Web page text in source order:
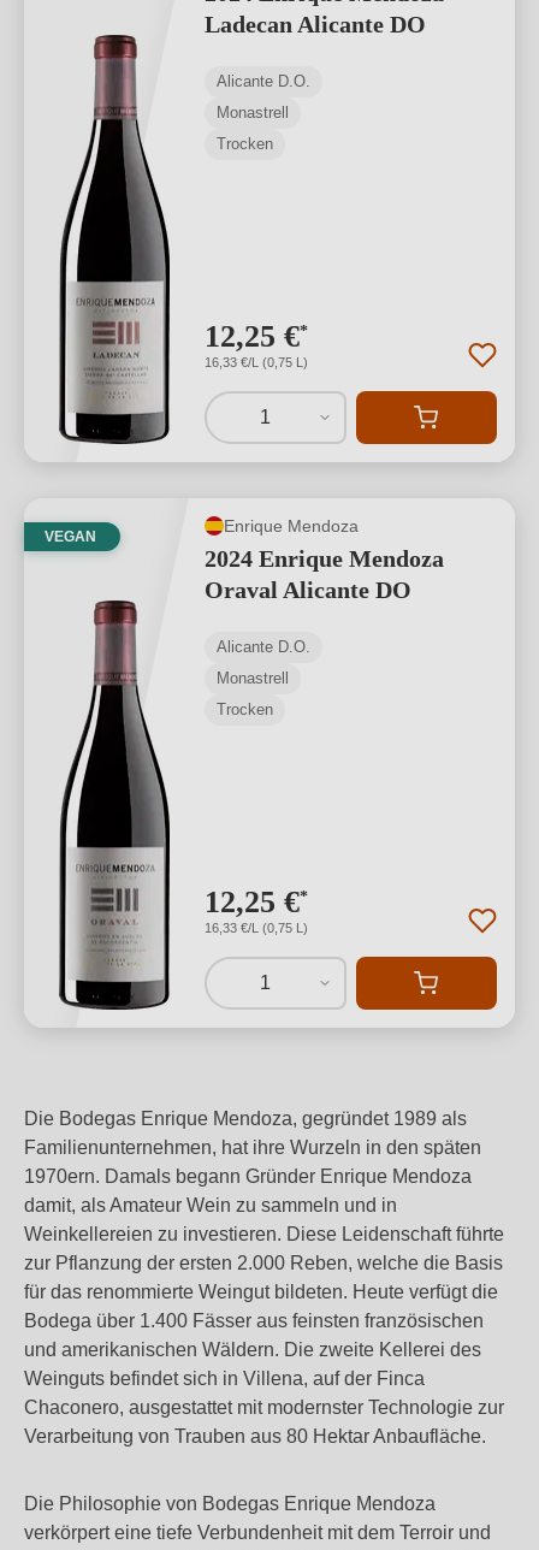
Ladecan Alicante DO
Alicante D.O.
Monastrell
Trocken
12,25 €*
16,33 €/L (0,75 L)
1
VEGAN
Enrique Mendoza
2024 Enrique Mendoza
Oraval Alicante DO
Alicante D.O.
Monastrell
Trocken
12,25 €*
16,33 €/L (0,75 L)
1
Die Bodegas Enrique Mendoza, gegründet 1989 als
Familienunternehmen, hat ihre Wurzeln in den späten
1970ern. Damals begann Gründer Enrique Mendoza
damit, als Amateur Wein zu sammeln und in
Weinkellereien zu investieren. Diese Leidenschaft führte
zur Pflanzung der ersten 2.000 Reben, welche die Basis
für das renommierte Weingut bildeten. Heute verfügt die
Bodega über 1.400 Fässer aus feinsten französischen
und amerikanischen Wäldern. Die zweite Kellerei des
Weinguts befindet sich in Villena, auf der Finca
Chaconero, ausgestattet mit modernster Technologie zur
Verarbeitung von Trauben aus 80 Hektar Anbaufläche.
Die Philosophie von Bodegas Enrique Mendoza
verkörpert eine tiefe Verbundenheit mit dem Terroir und